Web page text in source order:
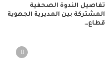
تفاصيل الندوة الصحفية
المشتركة بين المديرية الجهوية
قطاع…